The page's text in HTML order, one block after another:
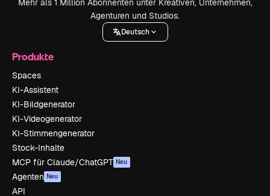
Mehr als 1 Million Abonnenten unter Kreativen, Unternehmen,
Agenturen und Studios.
Deutsch
Produkte
Spaces
KI-Assistent
KI-Bildgenerator
KI-Videogenerator
KI-Stimmengenerator
Stock-Inhalte
MCP für Claude/ChatGPT Neu
Agenten Neu
API